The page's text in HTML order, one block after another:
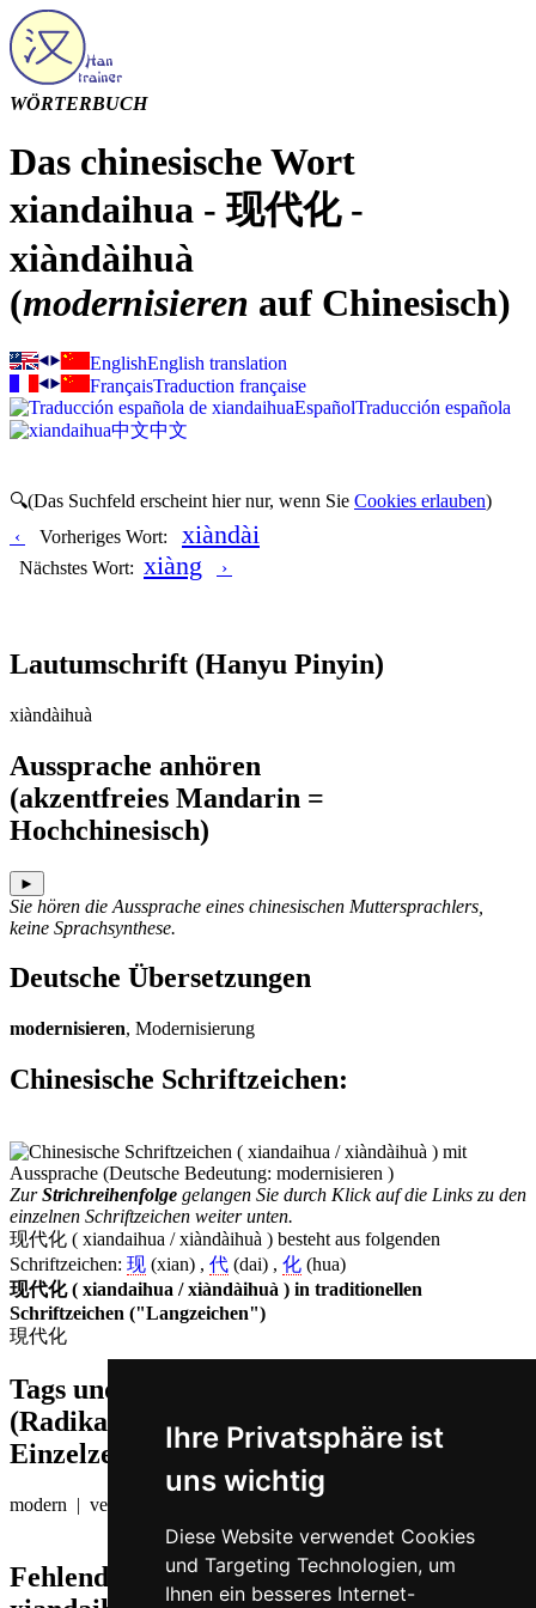
Ihre Privatsphäre ist
uns wichtig
Diese Website verwendet Cookies
und Targeting Technologien, um
Ihnen ein besseres Internet-
WÖRTERBUCH
Das chinesische Wort
xiandaihua - 现代化 -
xiàndàihuà
(modernisieren auf Chinesisch)
EnglishEnglish translation
FrançaisTraduction française
EspañolTraducción española
中文中文
🔍(Das Suchfeld erscheint hier nur, wenn Sie Cookies erlauben)
‹
Vorheriges Wort: xiàndài
Nächstes Wort: xiàng ›
Lautumschrift (Hanyu Pinyin)
xiàndàihuà
Aussprache anhören
(akzentfreies Mandarin =
Hochchinesisch)
►
Sie hören die Aussprache eines chinesischen Muttersprachlers,
keine Sprachsynthese.
Deutsche Übersetzungen
modernisieren, Modernisierung
Chinesische Schriftzeichen:
ZurStrichreihenfolge gelangen Sie durch Klick auf die Links zu den
einzelnen Schriftzeichen weiter unten.
现代化 ( xiandaihua / xiàndàihuà ) besteht aus folgenden
Schriftzeichen: 现 (xian) , 代 (dai) , 化 (hua)
现代化 ( xiandaihua / xiàndàihuà ) in traditionellen
Schriftzeichen ("Langzeichen")
現代化
Tags und Zusatzinformationen
(Radikale, Bedeutungen von
Einzelzeichen, Komposita etc.)
modern | verändern
Fehlende oder falsche Übersetzung für